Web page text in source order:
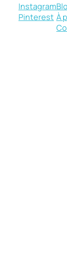
Instagram
Pinterest À